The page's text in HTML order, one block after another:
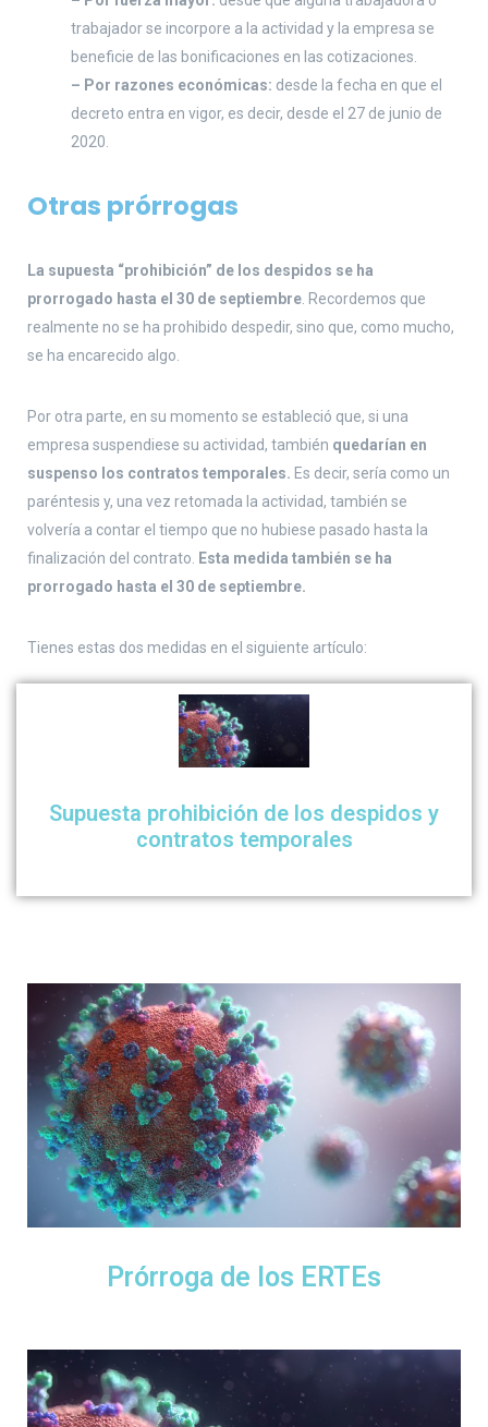
trabajador se incorpore a la actividad y la empresa se
beneficie de las bonificaciones en las cotizaciones.
– Por razones económicas: desde la fecha en que el
decreto entra en vigor, es decir, desde el 27 de junio de
2020.
Otras prórrogas
La supuesta “prohibición” de los despidos se ha
prorrogado hasta el 30 de septiembre . Recordemos que
realmente no se ha prohibido despedir, sino que, como mucho,
se ha encarecido algo.
Por otra parte, en su momento se estableció que, si una
empresa suspendiese su actividad, también quedarían en
suspenso los contratos temporales. Es decir, sería como un
paréntesis y, una vez retomada la actividad, también se
volvería a contar el tiempo que no hubiese pasado hasta la
finalización del contrato.
Esta medida también se ha
prorrogado hasta el 30 de septiembre.
Tienes estas dos medidas en el siguiente artículo:
Supuesta prohibición de los despidos y
contratos temporales
Prórroga de los ERTEs